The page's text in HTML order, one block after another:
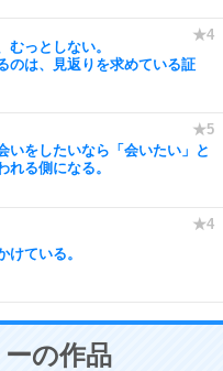
むっとしない。
のは、見返りを求めている証
いをしたいなら「会いたい」と
れる側になる。
けている。
の作品